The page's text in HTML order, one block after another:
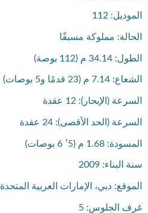
الموديل: 112
الحالة: مملوكة مسبقًا
الطول: 34.14 م (112 بوصة)
الشعاع: 7.14 م (23 قدمًا و5 بوصات)
السرعة (الإبحار): 12 عقدة
السرعة (الحد الأقصى): 24 عقدة
المسودة: 1.68 م (5′ 6 بوصات)
سنة البناء: 2009
الموقع: دبي، الإمارات العربية المتحدة
غرف الجلوس: 5